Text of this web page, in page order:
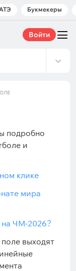
Букмекеры
Войти
подробно
и
клике
мира
на ЧМ-2026?
выходят